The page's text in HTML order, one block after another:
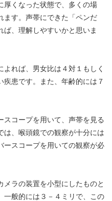
厚くなった状態で、多くの場
ます。声帯にできた「ペンだ
ば、理解しやすいかと思いま
れば、男女比は４対１もしく
患です。また、年齢的には７
コープを用いて、声帯を見る
は、喉頭鏡での観察が十分には
ースコープを用いての観察が必
ラの装置を小型にしたものと
一般的には３－４ミリで、この